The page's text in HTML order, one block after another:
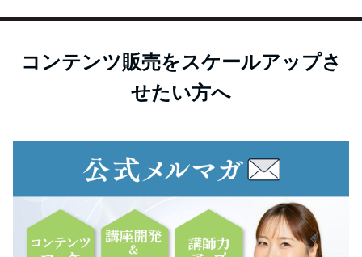
コンテンツ販売をスケールアップさ
せたい方へ